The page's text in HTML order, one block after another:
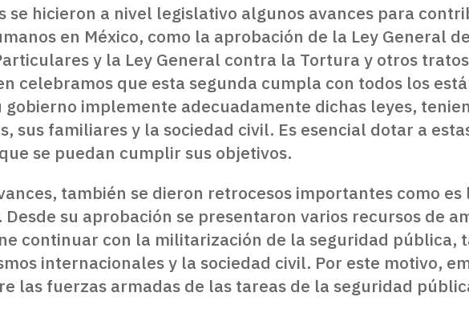
se hicieron a nivel legislativo algunos avances para
en México, como la aprobación de la Ley General
y la Ley General contra la Tortura y otros
celebramos que esta segunda cumpla con todos los
gobierno implemente adecuadamente dichas leyes,
sus familiares y la sociedad civil. Es esencial dotar a
se puedan cumplir sus objetivos.
también se dieron retrocesos importantes como
su aprobación se presentaron varios recursos de
continuar con la militarización de la seguridad pública,
internacionales y la sociedad civil. Por este motivo,
las fuerzas armadas de las tareas de la seguridad